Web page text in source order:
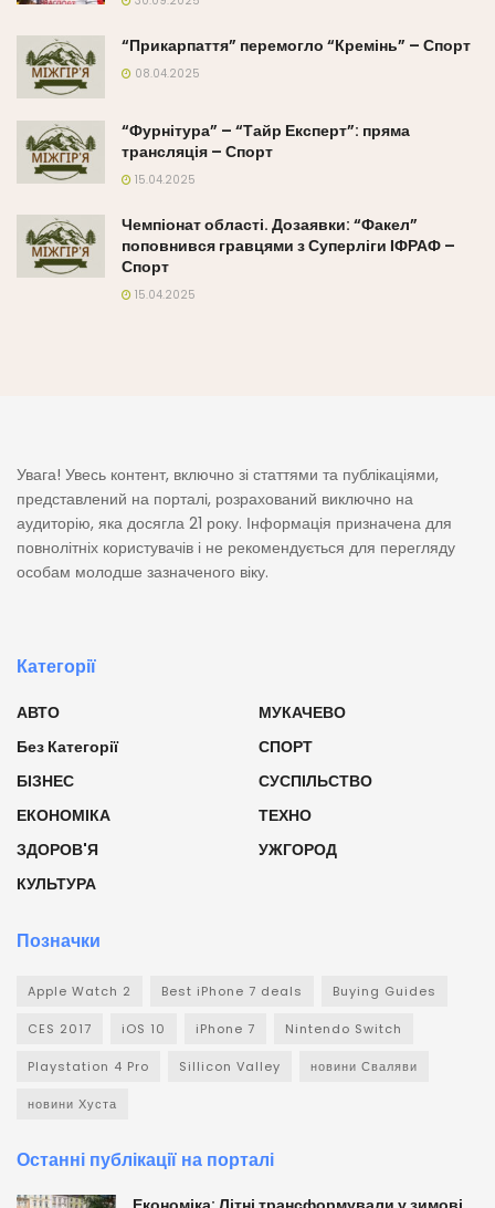
“Прикарпаття” перемогло “Кремінь” – Спорт
08.04.2025
“Фурнітура” – “Тайр Експерт”: пряма
трансляція – Спорт
15.04.2025
Чемпіонат області. Дозаявки: “Факел”
поповнився гравцями з Суперліги ІФРАФ –
Спорт
15.04.2025
Увага! Увесь контент, включно зі статтями та публікаціями,
представлений на порталі, розрахований виключно на
аудиторію, яка досягла 21 року. Інформація призначена для
повнолітніх користувачів і не рекомендується для перегляду
особам молодше зазначеного віку.
Категорії
АВТО
Без Категорії
БІЗНЕС
ЕКОНОМІКА
ЗДОРОВ'Я
КУЛЬТУРА
МУКАЧЕВО
СПОРТ
СУСПІЛЬСТВО
ТЕХНО
УЖГОРОД
Позначки
Apple Watch 2 Best iPhone 7 deals Buying Guides
CES 2017 iOS 10 iPhone 7 Nintendo Switch
Playstation 4 Pro Sillicon Valley новини Сваляви
новини Хуста
Останні публікації на порталі